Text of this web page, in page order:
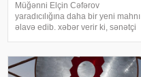
Müğənni Elçin Cəfərov
yaradıcılığına daha bir yeni mahnı
əlavə edib. xəbər verir ki, sənətçi
verib. . Bəstənin sözləri Rafael
Şabanova, musiqisi is